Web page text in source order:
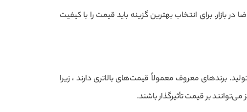
بازار. برای انتخاب بهترین گزینه باید قیمت را با کیفیت
برندهای معروف معمولاً قیمت‌های بالاتری دارند ، زیرا
بر قیمت تأثیرگذار باشند.